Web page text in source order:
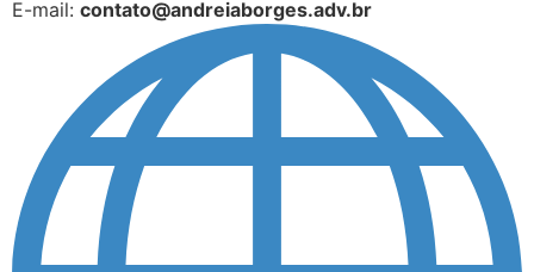
E-mail: contato@andreiaborges.adv.br